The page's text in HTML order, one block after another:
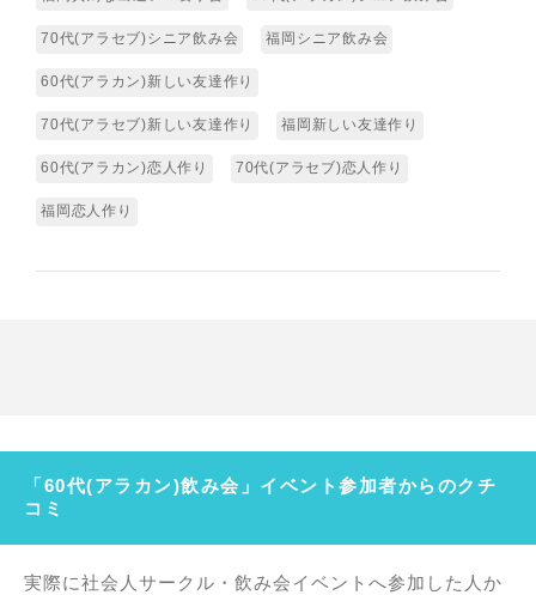
70代(アラセブ)シニア飲み会 福岡シニア飲み会
60代(アラカン)新しい友達作り
70代(アラセブ)新しい友達作り 福岡新しい友達作り
60代(アラカン)恋人作り 70代(アラセブ)恋人作り
福岡恋人作り
「60代(アラカン)飲み会」イベント参加者からのクチ
コミ
実際に社会人サークル・飲み会イベントへ参加した人か